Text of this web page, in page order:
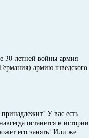
30-летней войны армия
армию шведского
У вас есть
останется в истории
его занять! Или же